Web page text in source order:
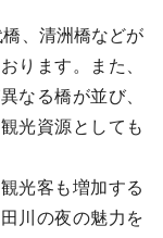
、清洲橋などが
ります。また、
なる橋が並び、
光資源としても
光客も増加する
川の夜の魅力を